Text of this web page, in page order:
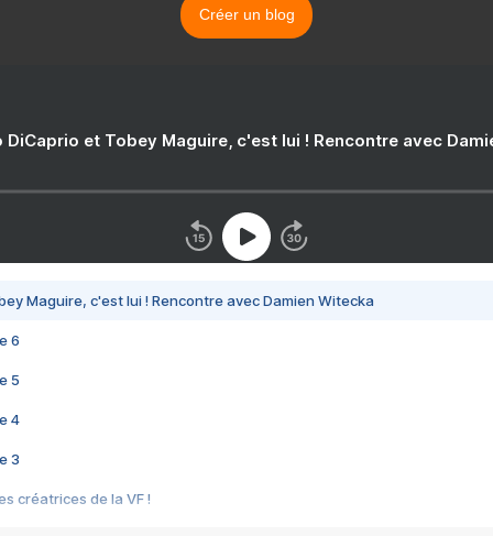
Créer un blog
DiCaprio et Tobey Maguire, c'est lui ! Rencontre avec
Maguire, c'est lui ! Rencontre avec Damien Witecka
6
5
4
3
créatrices de la VF !